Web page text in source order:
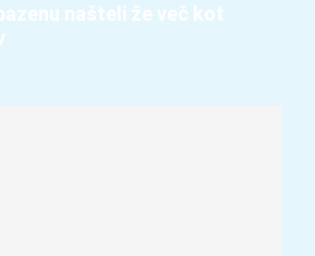
našteli že več kot